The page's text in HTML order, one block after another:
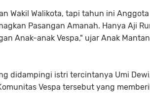
Wakil Walikota, tapi tahun ini Anggota
Pasangan Amanah. Hanya Aji
Anak-anak Vespa," ujar Anak Mantan
didampingi istri tercintanya Umi
Vespa tersebut yang